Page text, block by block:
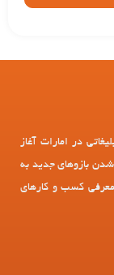
محتوای تبلیغاتی در امارات آغاز
شدن بازوهای جدید به
معرفی کسب و کارهای